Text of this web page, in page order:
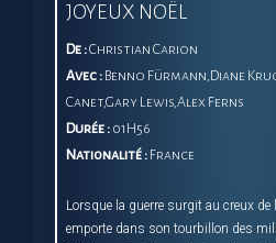
JOYEUX NOËL
De :Christian Carion
Avec : Benno Fürmann,Diane
Canet,Gary Lewis,Alex Ferns
Durée : 01H56
Nationalité : France
Lorsque la guerre surgit au creux
emporte dans son tourbillon des